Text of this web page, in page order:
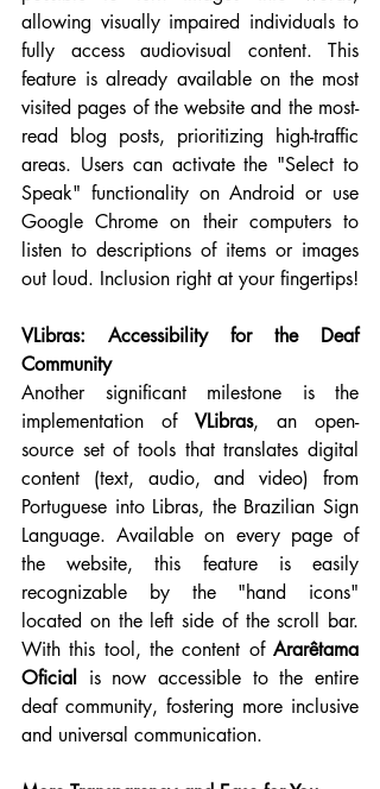
allowing visually impaired individuals to
fully access audiovisual content. This
feature is already available on the most
visited pages of the website and the most-
read blog posts, prioritizing high-traffic
areas. Users can activate the "Select to
Speak" functionality on Android or use
Google Chrome on their computers to
listen to descriptions of items or images
out loud. Inclusion right at your fingertips!
VLibras: Accessibility for the Deaf
Community
Another significant milestone is the
implementation of VLibras, an open-
source set of tools that translates digital
content (text, audio, and video) from
Portuguese into Libras, the Brazilian Sign
Language. Available on every page of
the website, this feature is easily
recognizable by the "hand icons"
located on the left side of the scroll bar.
With this tool, the content of Ararêtama
Oficial
is now accessible to the entire
deaf community, fostering more inclusive
and universal communication.